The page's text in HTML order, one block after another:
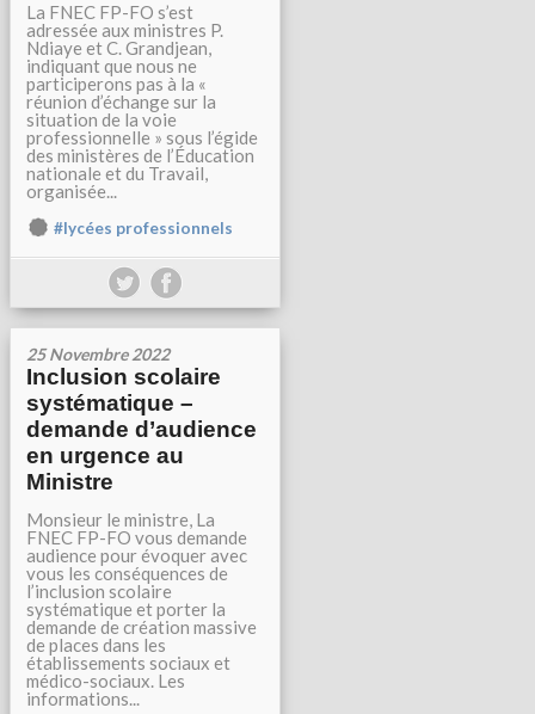
La FNEC FP-FO s’est
adressée aux ministres P.
Ndiaye et C. Grandjean,
indiquant que nous ne
participerons pas à la «
réunion d’échange sur la
situation de la voie
professionnelle » sous l’égide
des ministères de l’Éducation
nationale et du Travail,
organisée...
#lycées professionnels
25 Novembre 2022
Inclusion scolaire
systématique –
demande d’audience
en urgence au
Ministre
Monsieur le ministre, La
FNEC FP-FO vous demande
audience pour évoquer avec
vous les conséquences de
l’inclusion scolaire
systématique et porter la
demande de création massive
de places dans les
établissements sociaux et
médico-sociaux. Les
informations...